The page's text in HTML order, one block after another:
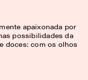
apaixonada por
possibilidades da
doces: com os olhos